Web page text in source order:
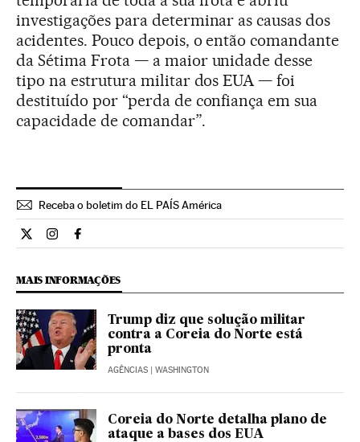
investigações para determinar as causas dos
acidentes. Pouco depois, o então comandante
da Sétima Frota — a maior unidade desse
tipo na estrutura militar dos EUA — foi
destituído por “perda de confiança em sua
capacidade de comandar”.
Receba o boletim do EL PAÍS América
Internacional El País Brasil en Twitter
Internacional El País Brasil en Instagram
Internacional El País Brasil en Facebook
MAIS INFORMAÇÕES
Trump diz que solução militar
contra a Coreia do Norte está
pronta
AGÊNCIAS | WASHINGTON
Coreia do Norte detalha plano de
ataque a bases dos EUA